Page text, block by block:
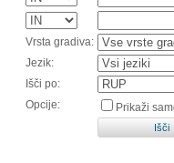
Vrsta gradiva:
Jezik:
Išči po:
Opcije:
Prikaži